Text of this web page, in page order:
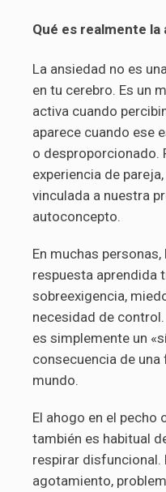
Qué es realmente la
La ansiedad no es
en tu cerebro. Es un
activa cuando
aparece cuando ese
o desproporcionado.
experiencia de
vinculada a nuestra
autoconcepto.
En muchas
respuesta aprendida
sobreexigencia,
necesidad de
es simplemente un
consecuencia de
mundo.
El ahogo en el pecho
también es habitual
respirar disfuncional.
agotamiento,